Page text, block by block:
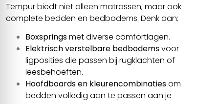
Tempur biedt niet alleen matrassen, maar ook
complete bedden en bedbodems. Denk aan:
Boxspringsmet diverse comfortlagen.
Elektrisch verstelbare bedbodemsvoor
ligposities die passen bij rugklachten of
leesbehoeften.
Hoofdboards en kleurencombinatiesom
bedden volledig aan te passen aan je